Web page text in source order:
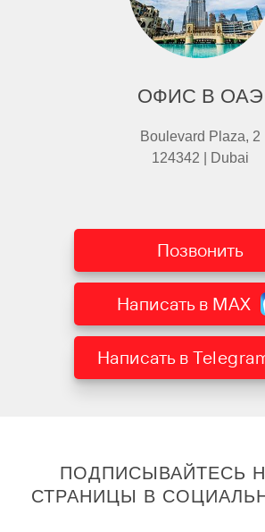
ОФИС В ОАЭ
Boulevard Plaza, 2
124342 | Dubai
Позвонить
Написать в MAX
Написать в
ПОДПИСЫВАЙТЕСЬ
СТРАНИЦЫ В